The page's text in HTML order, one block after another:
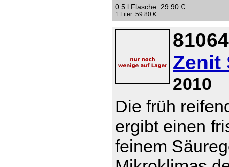
0.5 l Flasche: 29.90 €
1 Liter: 59.80 €
Zenit
2010
Die früh
ergibt einen
feinem